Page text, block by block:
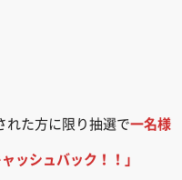
れた方に限り抽選で一名様
ッシュバック！！」